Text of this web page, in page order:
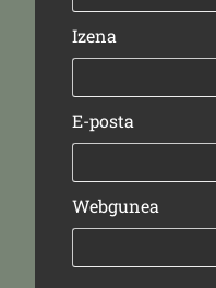
Izena
E-posta
Webgunea